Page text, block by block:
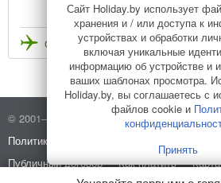
Стоимость с перелетом
© 2001–2026 Holiday.by
Правила
Политика конфиденциальности
Публичный договор
Как платить
Сайт Holiday.by использует
хранения и / или доступа к
устройствах и обработки
включая уникальные
информацию об устройстве и
ваших шаблонах просмотра.
Holiday.by, вы соглашаетесь с
файлов cookie и
Принять